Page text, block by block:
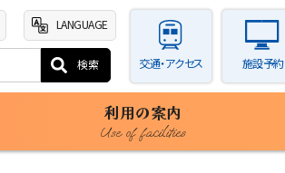
LANGUAGE
交通・アクセス 施設予約
利用の案内
Use of facilities